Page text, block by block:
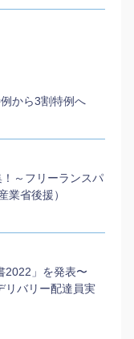
から3割特例へ
～フリーランスパ
業省後援）
2022」を発表〜
リバリー配達員実